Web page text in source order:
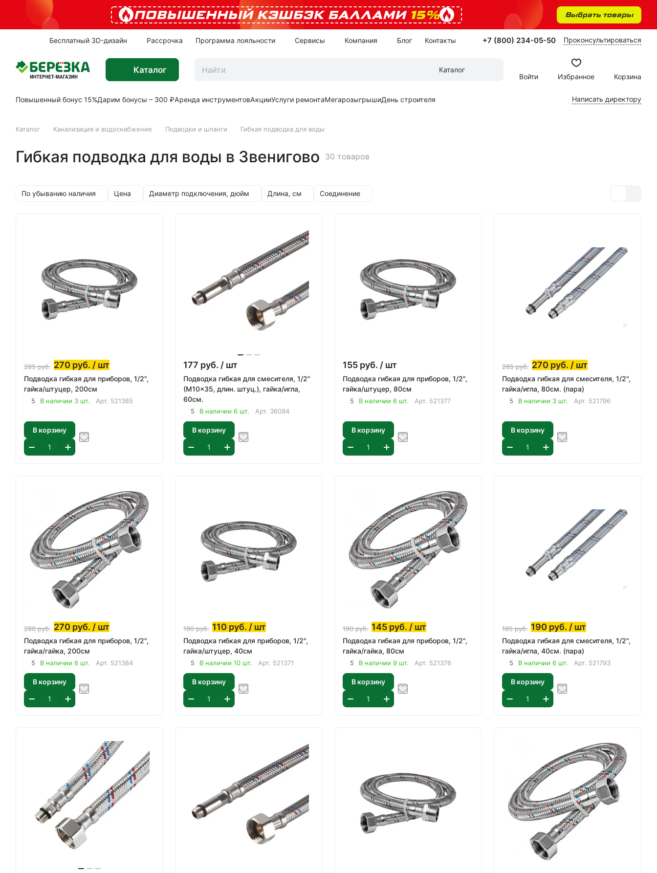
ПОВЫШЕННЫЙ КЭШБЭК БАЛЛАМИ 15% Выбрать товары
Бесплатный 3D-дизайн Рассрочка Программа лояльности Сервисы Компания Блог Контакты +7 (800) 234-05-50 Проконсультироваться
Каталог
Каталог
Войти
Избранное Корзина
Повышенный бонус 15%Дарим бонусы – 300 ₽Аренда инструментовАкцииУслуги ремонтаМегарозыгрышиДень строителя Написать директору
Каталог Канализация и водоснабжение Подводки и шланги Гибкая подводка для воды
Гибкая подводка для воды в Звенигово 30 товаров
По убыванию наличия Цена Диаметр подключения, дюйм Длина, см Соединение
285руб. 270 руб. / шт
Подводка гибкая для приборов, 1/2",
гайка/штуцер, 200см
5 В наличии 3 шт. Арт. 521385
В корзину
177 руб. / шт
Подводка гибкая для смесителя, 1/2"
(M10x35, длин. штуц.), гайка/игла,
60см.
5 В наличии 6 шт. Арт. 36094
В корзину
155 руб. / шт
Подводка гибкая для приборов, 1/2",
гайка/штуцер, 80см
5 В наличии 6 шт. Арт. 521377
В корзину
285руб. 270 руб. / шт
Подводка гибкая для смесителя, 1/2",
гайка/игла, 80см. (пара)
5 В наличии 3 шт. Арт. 521796
В корзину
280руб. 270 руб. / шт
Подводка гибкая для приборов, 1/2",
гайка/гайка, 200см
5 В наличии 6 шт. Арт. 521384
В корзину
190руб. 110 руб. / шт
Подводка гибкая для приборов, 1/2",
гайка/штуцер, 40см
5 В наличии 10 шт. Арт. 521371
В корзину
190руб. 145 руб. / шт
Подводка гибкая для приборов, 1/2",
гайка/гайка, 80см
5 В наличии 9 шт. Арт. 521376
В корзину
195руб. 190 руб. / шт
Подводка гибкая для смесителя, 1/2",
гайка/игла, 40см. (пара)
5 В наличии 6 шт. Арт. 521793
В корзину